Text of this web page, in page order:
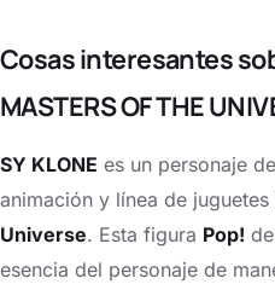
Cosas interesantes
MASTERS OF THE
SY KLONE es un personaje
animación y línea de juguetes
Universe. Esta figura Pop! de
esencia del personaje de